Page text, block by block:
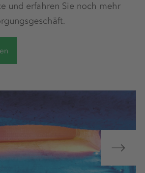
und erfahren Sie noch mehr